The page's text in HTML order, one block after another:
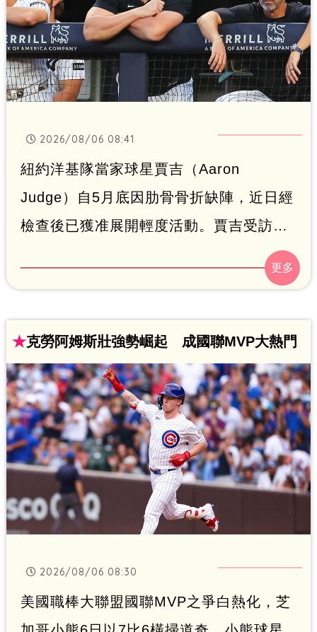
對大都會最深遠的貢獻。
2026/08/06 08:41
紐約洋基隊當家球星賈吉（Aaron
Judge）自5月底因肋骨骨折缺陣，近日經
檢查後已獲准展開輕度活動。賈吉受訪時
強調本季必將回歸，對復健進度深具信
心，目前正透過跑步與阻力訓練進行調
擊與傳球等高強度訓練。洋基隊近期打線
陷入低潮，總教練布恩提醒復健需以骨頭
完全癒合為首要條件。
★克勞阿姆斯壯強勢崛起 成國聯MVP大熱門
2026/08/06 08:30
美國職棒大聯盟國聯MVP之爭白熱化，芝